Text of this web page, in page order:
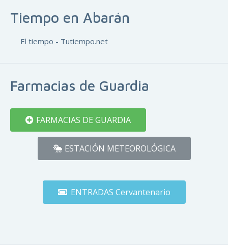
Tiempo en Abarán
El tiempo - Tutiempo.net
Farmacias de Guardia
FARMACIAS DE GUARDIA
ESTACIÓN METEOROLÓGICA
ENTRADAS Cervantenario